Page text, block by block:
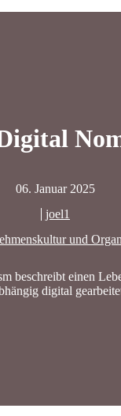
06. Januar 2025
joel1
und
beschreibt einen
digital